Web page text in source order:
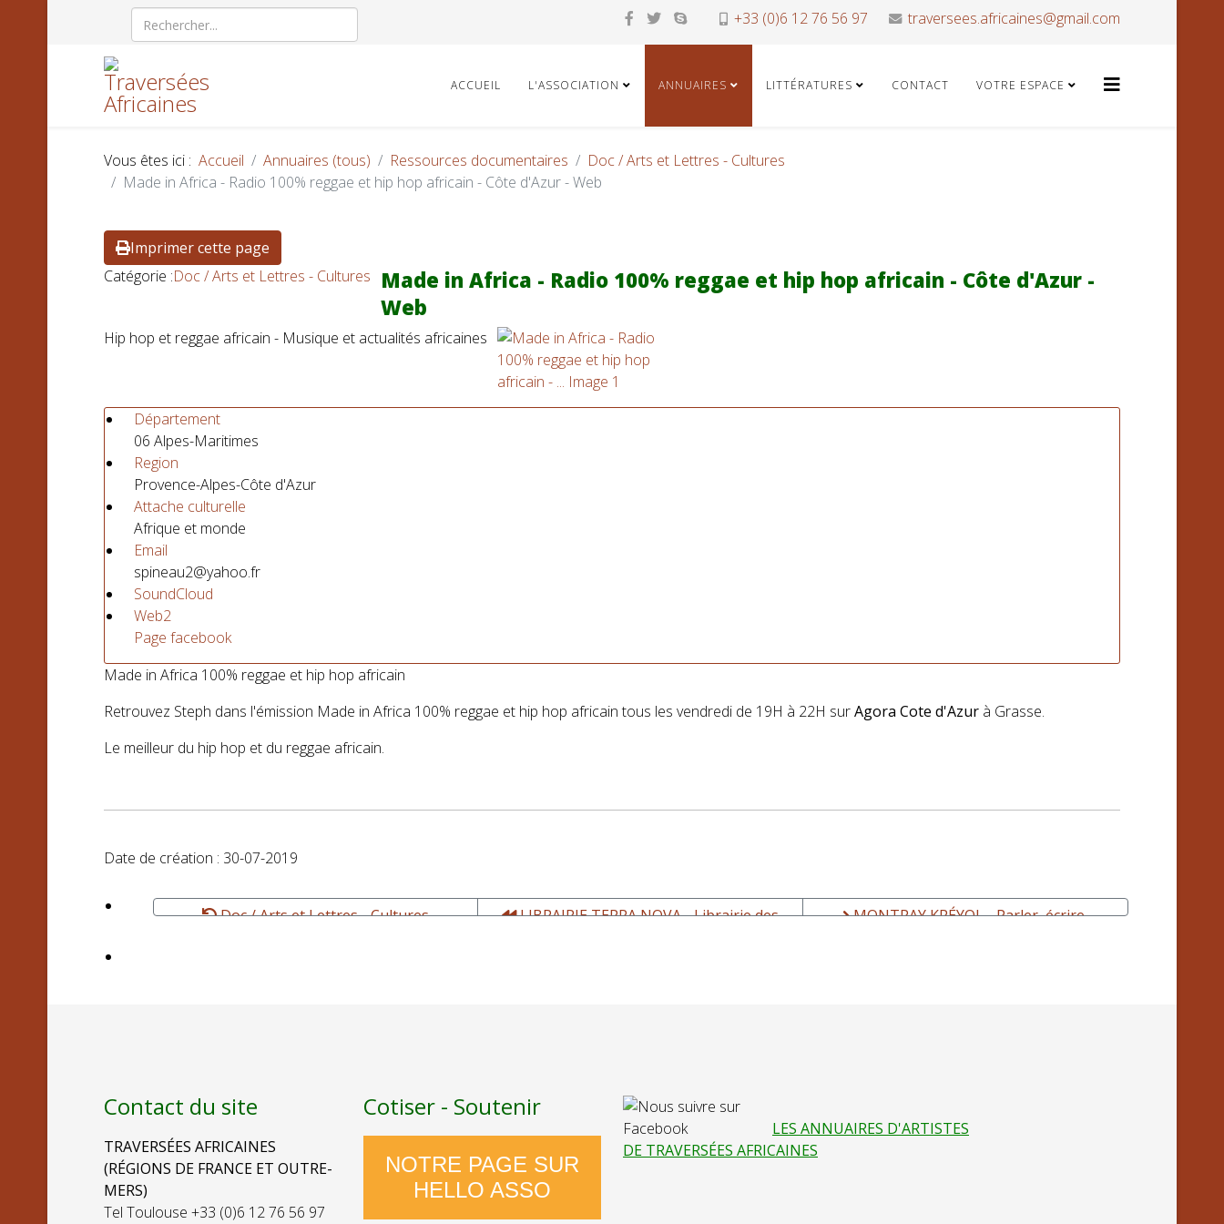
+33 (0)6 12 76 56 97 traversees.africaines@gmail.com
ACCUEIL L'ASSOCIATION ANNUAIRES LITTÉRATURES CONTACT VOTRE ESPACE
Vous êtes ici : Accueil Annuaires (tous) Ressources documentaires
Doc / Arts et Lettres - Cultures
Made in Africa - Radio 100% reggae et hip hop africain - Côte d'Azur - Web
Imprimer cette page
Catégorie :Doc / Arts et Lettres - Cultures
Made in Africa - Radio 100% reggae et hip hop africain - Côte d'Azur -
Web
Hip hop et reggae africain - Musique et actualités africaines
Département
06 Alpes-Maritimes
Region
Provence-Alpes-Côte d'Azur
Attache culturelle
Afrique et monde
Email
spineau2@yahoo.fr
SoundCloud
Web2
Page facebook
Made in Africa 100% reggae et hip hop africain
Retrouvez Steph dans l'émission Made in Africa 100% reggae et hip hop africain tous les vendredi de 19H à 22H surAgora Cote d'Azur à Grasse.
Le meilleur du hip hop et du reggae africain.
Date de création : 30-07-2019
Doc / Arts et Lettres - Cultures
LIBRAIRIE TERRA NOVA - Librairie des
MONTRAY KRÉYOL - Parler, écrire,
Contact du site
TRAVERSÉES AFRICAINES
(RÉGIONS DE FRANCE ET OUTRE-
MERS)
Tel Toulouse +33 (0)6 12 76 56 97
Cotiser - Soutenir
NOTRE PAGE SUR
HELLO ASSO
LES ANNUAIRES D'ARTISTES
DE TRAVERSÉES AFRICAINES